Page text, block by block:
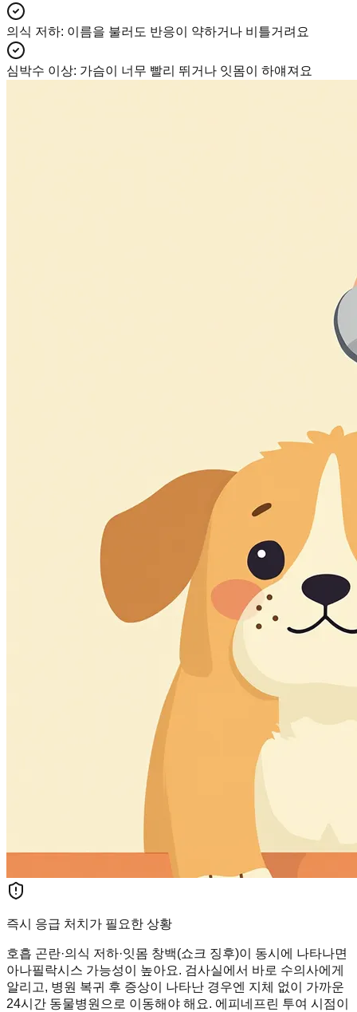
의식 저하: 이름을 불러도 반응이 약하거나 비틀거려요
심박수 이상: 가슴이 너무 빨리 뛰거나 잇몸이 하얘져요
즉시 응급 처치가 필요한 상황
호흡 곤란·의식 저하·잇몸 창백(쇼크 징후)이 동시에 나타나면
아나필락시스 가능성이 높아요. 검사실에서 바로 수의사에게
알리고, 병원 복귀 후 증상이 나타난 경우엔 지체 없이 가까운
24시간 동물병원으로 이동해야 해요. 에피네프린 투여 시점이